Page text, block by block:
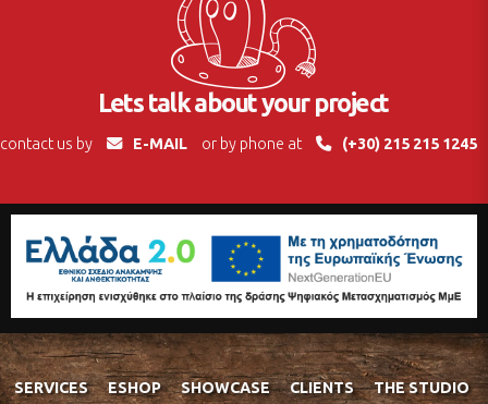
Lets talk about your project
contact us by E-MAIL or by phone at (+30) 215 215 1245
SERVICES ESHOP SHOWCASE CLIENTS
THE STUDIO